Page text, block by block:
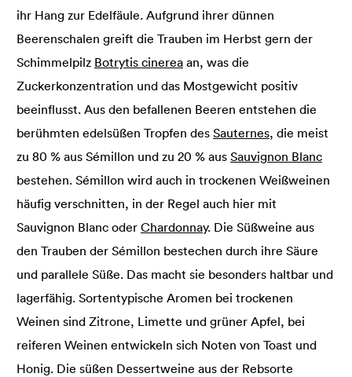
ihr Hang zur Edelfäule. Aufgrund ihrer dünnen
Beerenschalen greift die Trauben im Herbst gern der
Schimmelpilz Botrytis cinerea an, was die
Zuckerkonzentration und das Mostgewicht positiv
beeinflusst. Aus den befallenen Beeren entstehen die
berühmten edelsüßen Tropfen des Sauternes, die meist
zu 80 % aus Sémillon und zu 20 % aus Sauvignon Blanc
bestehen. Sémillon wird auch in trockenen Weißweinen
häufig verschnitten, in der Regel auch hier mit
Sauvignon Blanc oder Chardonnay. Die Süßweine aus
den Trauben der Sémillon bestechen durch ihre Säure
und parallele Süße. Das macht sie besonders haltbar und
lagerfähig. Sortentypische Aromen bei trockenen
Weinen sind Zitrone, Limette und grüner Apfel, bei
reiferen Weinen entwickeln sich Noten von Toast und
Honig. Die süßen Dessertweine aus der Rebsorte